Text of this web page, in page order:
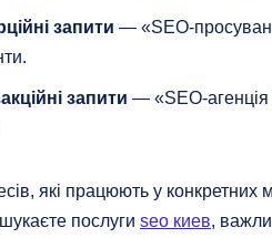
запити — «SEO-
запити — «SEO-агенція
які працюють у
послуги seo киев,